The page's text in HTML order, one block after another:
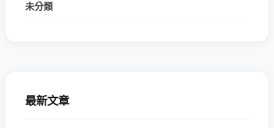
未分類
最新文章